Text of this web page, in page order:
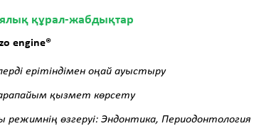
құрал-жабдықтар
engine®
ерітіндімен оңай ауыстыру
қызмет көрсету
режимнің өзгеруі: Эндонтика,